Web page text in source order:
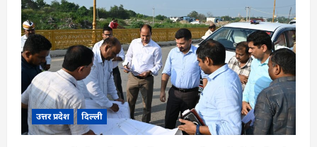
उत्तर प्रदेश दिल्ली